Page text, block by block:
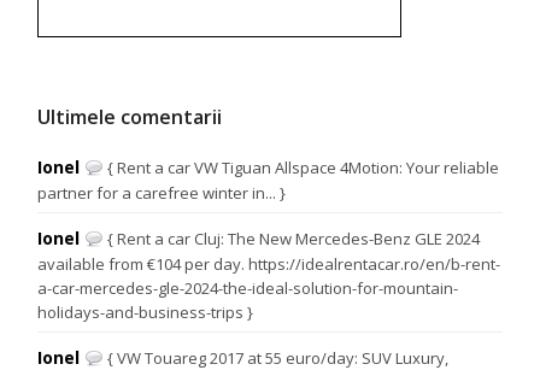
Ultimele comentarii
Ionel
{ Rent a car VW Tiguan Allspace 4Motion: Your reliable
partner for a carefree winter in... }
Ionel
{ Rent a car Cluj: The New Mercedes-Benz GLE 2024
available from €104 per day. https://idealrentacar.ro/en/b-rent-
a-car-mercedes-gle-2024-the-ideal-solution-for-mountain-
holidays-and-business-trips }
Ionel
{ VW Touareg 2017 at 55 euro/day: SUV Luxury,